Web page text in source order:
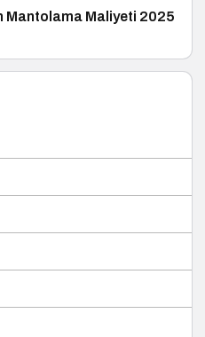
Mantolama Maliyeti 2025